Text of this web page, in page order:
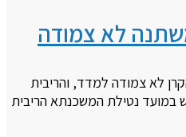
לא צמודה
לא צמודה למדד, והריבית
במועד נטילת המשכנתא הריבית